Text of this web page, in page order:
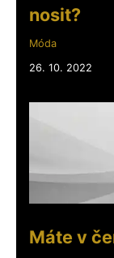
nosit?
Móda
26. 10. 2022
Máte v